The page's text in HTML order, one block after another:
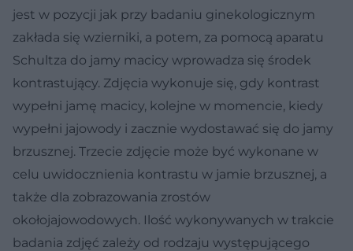
jest w pozycji jak przy badaniu ginekologicznym
zakłada się wzierniki, a potem, za pomocą aparatu
Schultza do jamy macicy wprowadza się środek
kontrastujący. Zdjęcia wykonuje się, gdy kontrast
wypełni jamę macicy, kolejne w momencie, kiedy
wypełni jajowody i zacznie wydostawać się do jamy
brzusznej. Trzecie zdjęcie może być wykonane w
celu uwidocznienia kontrastu w jamie brzusznej, a
także dla zobrazowania zrostów
okołojajowodowych. Ilość wykonywanych w trakcie
badania zdjęć zależy od rodzaju występującego